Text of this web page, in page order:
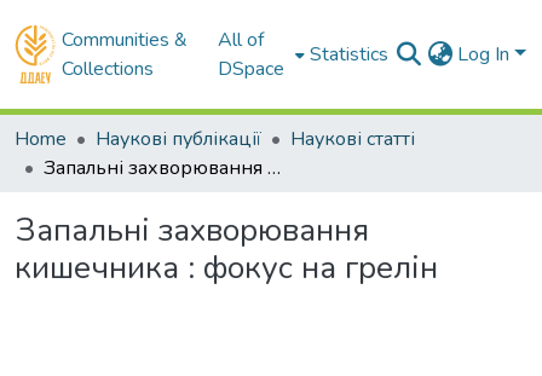
Communities &
Collections
All of
DSpace
Statistics Log In
Home Наукові публікації
Наукові статті
Запальні захворювання кишечника : фокус на грелін
Запальні захворювання
кишечника : фокус на грелін